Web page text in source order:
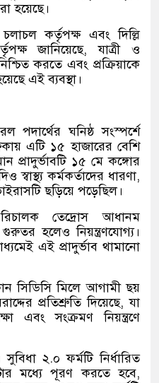
হয়েছে।
কর্তৃপক্ষ এবং দিল্লি
জানিয়েছে, যাত্রী ও
করতে এবং প্রক্রিয়াকে
এই ব্যবস্থা।
পদার্থের ঘনিষ্ঠ সংস্পর্শে
এটি ১৫ হাজারের বেশি
প্রাদুর্ভাবটি ১৫ মে কঙ্গোর
স্বাস্থ্য কর্মকর্তাদের ধারণা,
ছড়িয়ে পড়েছিল।
তেদ্রোস আধানম
গুরুতর হলেও নিয়ন্ত্রণযোগ্য।
এই প্রাদুর্ভাব থামানো
সিডিসি মিলে আগামী ছয়
প্রতিশ্রুতি দিয়েছে, যা
এবং সংক্রমণ নিয়ন্ত্রণে
২.০ ফর্মটি নির্ধারিত
মধ্যে পূরণ করতে হবে,